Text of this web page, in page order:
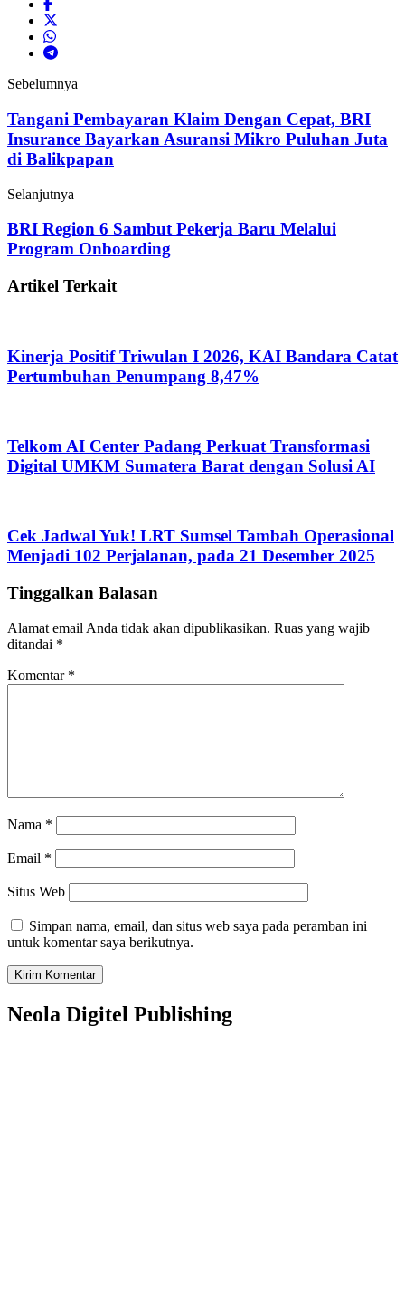
Sebelumnya
Tangani Pembayaran Klaim Dengan Cepat, BRI
Insurance Bayarkan Asuransi Mikro Puluhan Juta
di Balikpapan
Selanjutnya
BRI Region 6 Sambut Pekerja Baru Melalui
Program Onboarding
Artikel Terkait
Kinerja Positif Triwulan I 2026, KAI Bandara Catat
Pertumbuhan Penumpang 8,47%
Telkom AI Center Padang Perkuat Transformasi
Digital UMKM Sumatera Barat dengan Solusi AI
Cek Jadwal Yuk! LRT Sumsel Tambah Operasional
Menjadi 102 Perjalanan, pada 21 Desember 2025
Tinggalkan Balasan
Alamat email Anda tidak akan dipublikasikan. Ruas yang wajib
ditandai *
Komentar *
Nama *
Email *
Situs Web
Simpan nama, email, dan situs web saya pada peramban ini
untuk komentar saya berikutnya.
Neola Digitel Publishing